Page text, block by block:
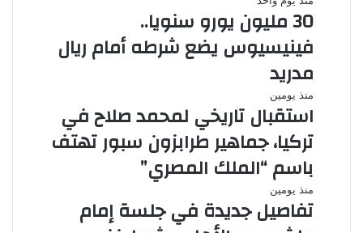
30 مليون يورو سنويا..
فينيسيوس يضع شرطه أمام ريال
مدريد
منذ يومين
استقبال تاريخي لمحمد صلاح في
تركيا، جماهير طرابزون سبور تهتف
باسم “الملك المصري”
منذ يومين
تفاصيل جديدة في جلسة إمام